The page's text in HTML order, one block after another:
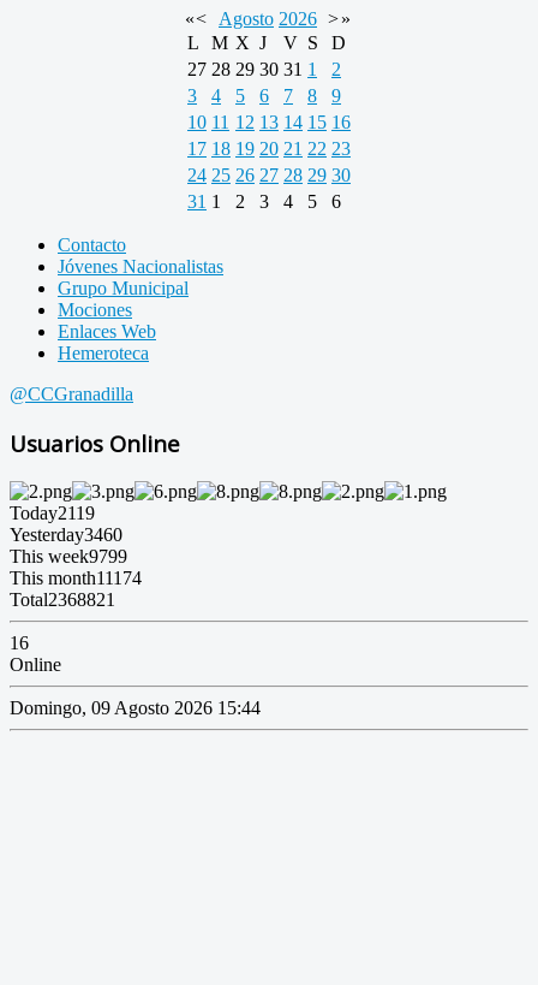
«< Agosto 2026 >»
L
M X J V S
D
27 28 29 30 31 1
2
3
4 5 6 7 8
9
10 11 12 13 14 15 16
17 18 19 20 21 22 23
24 25 26 27 28 29 30
31 1 2 3 4 5 6
Contacto
Jóvenes Nacionalistas
Grupo Municipal
Mociones
Enlaces Web
Hemeroteca
@CCGranadilla
Usuarios Online
Today2119
Yesterday3460
This week9799
This month11174
Total2368821
16
Online
Domingo, 09 Agosto 2026 15:44